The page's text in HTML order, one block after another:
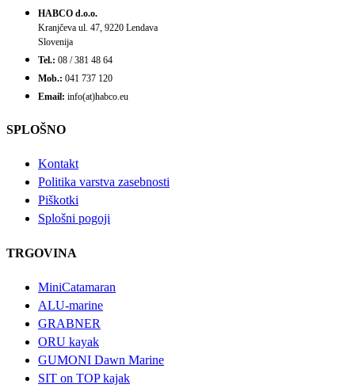
HABCO d.o.o.
Kranjčeva ul. 47, 9220 Lendava
Slovenija
Tel.: 08 / 381 48 64
Mob.: 041 737 120
Email: info(at)habco.eu
SPLOŠNO
Kontakt
Politika varstva zasebnosti
Piškotki
Splošni pogoji
TRGOVINA
MiniCatamaran
ALU-marine
GRABNER
ORU kayak
GUMONI Dawn Marine
SIT on TOP kajak